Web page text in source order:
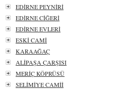
EDİRNE PEYNİRİ
EDİRNE CİĞERİ
EDİRNE EVLERİ
ESKİ CAMİ
KARAAĞAÇ
ALİPAŞA ÇARŞISI
MERİÇ KÖPRÜSÜ
SELİMİYE CAMİİ